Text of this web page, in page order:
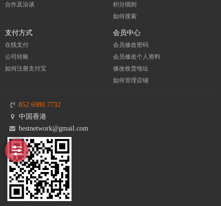
合作及洽谈
积分细则
如何搜索
支付方式
在线支付
公司转账
如何注册支付宝
会员中心
会员修改密码
会员修改个人资料
修改收货地址
如何管理店铺
852 6980 7732
中国香港
bestnetwork@gmail.com